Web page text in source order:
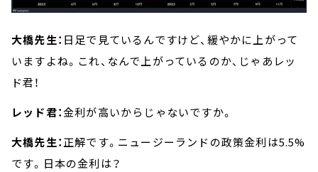
大橋先生： 日足で見ているんですけど、緩やかに上がって
いますよね。これ、なんで上がっているのか、じゃあレッ
ド君！
レッド君：金利が高いからじゃないですか。
大橋先生：正解です。ニュージーランドの政策金利は5.5%
です。日本の金利は？